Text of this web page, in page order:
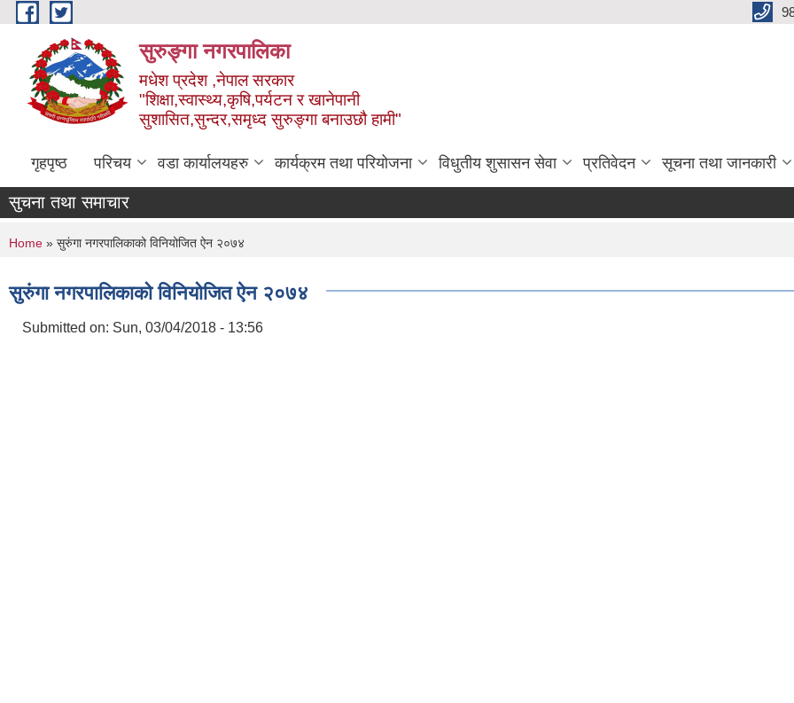
Skip to main content
सुरुङ्‍गा नगरपालिका
मधेश प्रदेश ,नेपाल सरकार
"शिक्षा,स्वास्थ्य,कृषि,पर्यटन र खानेपानी
सुशासित,सुन्दर,समृध्द सुरुङ्गा बनाउछौ हामी"
गृहपृष्ठ परिचय वडा कार्यालयहरु कार्यक्रम तथा परियोजना विधुतीय शुसासन सेवा प्रतिवेदन सूचना तथा जानकारी
सुचना तथा समाचार
You are here
Home » सुरुंगा नगरपालिकाको विनियोजित ऐन २०७४
सुरुंगा नगरपालिकाको विनियोजित ऐन २०७४
Submitted on: Sun, 03/04/2018 - 13:56